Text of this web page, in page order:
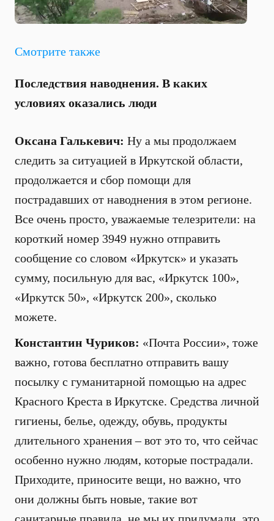
Смотрите также
Последствия наводнения. В каких
условиях оказались люди
Оксана Галькевич: Ну а мы продолжаем
следить за ситуацией в Иркутской области,
продолжается и сбор помощи для
пострадавших от наводнения в этом регионе.
Все очень просто, уважаемые телезрители: на
короткий номер 3949 нужно отправить
сообщение со словом «Иркутск» и указать
сумму, посильную для вас, «Иркутск 100»,
«Иркутск 50», «Иркутск 200», сколько
можете.
Константин Чуриков: «Почта России», тоже
важно, готова бесплатно отправить вашу
посылку с гуманитарной помощью на адрес
Красного Креста в Иркутске. Средства личной
гигиены, белье, одежду, обувь, продукты
длительного хранения – вот это то, что сейчас
особенно нужно людям, которые пострадали.
Приходите, приносите вещи, но важно, что
они должны быть новые, такие вот